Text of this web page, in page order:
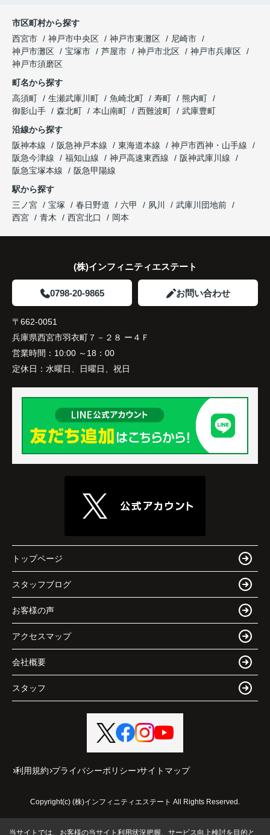
趣味を楽しむ時間が増えました。
これからの暮らしを前向きに考えられるようにな
り、住み替えを決断して本当に良かったと思ってい
ます。
「立地も良く、長期保有したい物件です。」
と話され、このビルを大切に運営してくださること
になりました。
長年守ってきた資産を安心して引き継ぐことがで
き、家族全員が納得できる売却となりました。
「レ・ジェイド西宮北口」の査定だけでなく、新居
購入とのタイミングや資金計画についても丁寧に説
明してくださいました。
販売活動では、西宮北口駅へのアクセス、阪急西宮
ガーデンズ、教育施設、商業施設など、このエリア
した。
購入されたご家族は、
と大変喜ばれ、この住まいを選ばれました。
住み替え後は家族それぞれの通勤・通学時間が短く
家族全員にとって、将来を見据えた良い選択だった
市区町村から探す
西宮市
神戸市中央区 神戸市東灘区
尼崎市
神戸市灘区
宝塚市 芦屋市 神戸市北区
神戸市兵庫区
神戸市須磨区
町名から探す
高須町
生瀬武庫川町 魚崎北町 寿町
熊内町
御影山手
森北町 本山南町 西難波町
武庫豊町
沿線から探す
阪神本線
阪急神戸本線 東海道本線
神戸市西神・山手線
阪急今津線
福知山線 神戸高速東西線
阪神武庫川線
阪急宝塚本線
阪急甲陽線
駅から探す
三ノ宮
宝塚 春日野道 六甲 夙川
武庫川団地前
西宮
青木 西宮北口 岡本
(株)インフィニティエステート
0798-20-9865 お問い合わせ
〒662-0051
兵庫県西宮市羽衣町７－２８ ー４Ｆ
営業時間： 10:00 ～18：00
定休日： 水曜日、日曜日、祝日
トップページ
スタッフブログ
お客様の声
アクセスマップ
会社概要
スタッフ
利用規約 プライバシーポリシー サイトマップ
Copyright(c) (株)インフィニティエステート All Rights Reserved.
当サイトでは、お客様の当サイト利用状況把握、サービス向上検討を目的と